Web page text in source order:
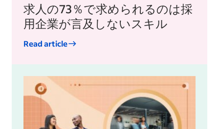
求人の73％で求められるのは採
用企業が言及しないスキル
Read article